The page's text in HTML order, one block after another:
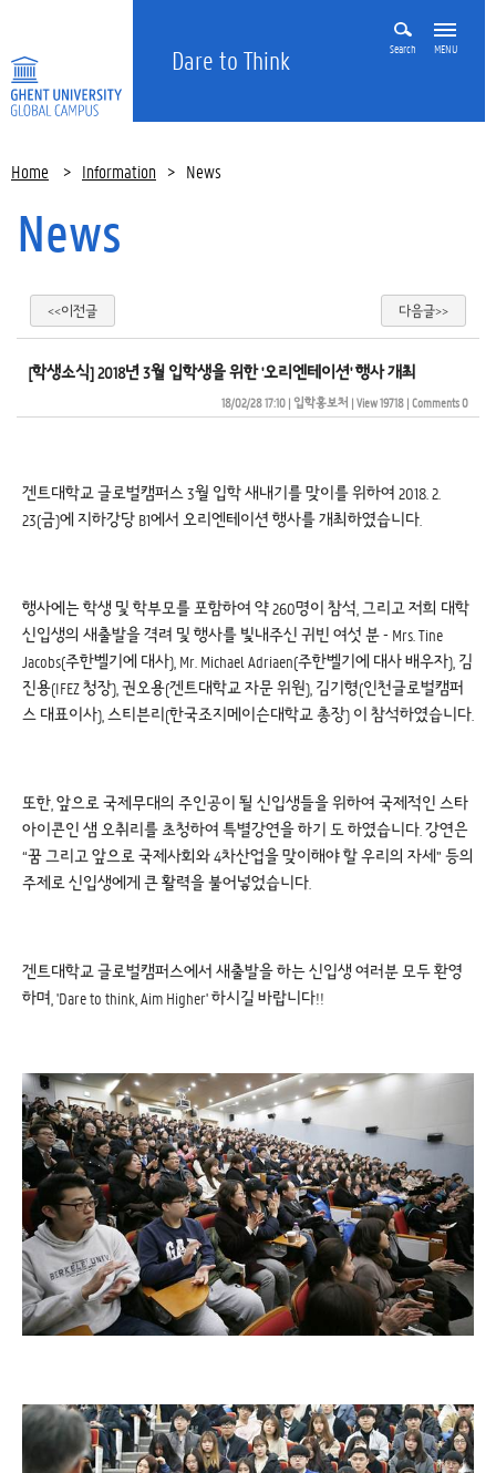
Dare to Think Search MENU
Home > Information > News
News
<<이전글 다음글>>
[학생소식] 2018년 3월 입학생을 위한 '오리엔테이션' 행사 개최
18/02/28 17:10| 입학홍보처 | View 19718| Comments 0
겐트대학교 글로벌캠퍼스 3월 입학 새내기를 맞이를 위하여 2018. 2.
23(금)에 지하강당 B1에서 오리엔테이션 행사를 개최하였습니다.
행사에는 학생 및 학부모를 포함하여 약 260명이 참석, 그리고 저희 대학
신입생의 새출발을 격려 및 행사를 빛내주신 귀빈 여섯 분 - Mrs. Tine
Jacobs(주한벨기에 대사), Mr. Michael Adriaen(주한벨기에 대사 배우자), 김
진용(IFEZ 청장), 권오용(겐트대학교 자문 위원), 김기형(인천글로벌캠퍼
스 대표이사), 스티븐리(한국조지메이슨대학교 총장) 이 참석하였습니다.
또한, 앞으로 국제무대의 주인공이 될 신입생들을 위하여 국제적인 스타
아이콘인 샘 오취리를 초청하여 특별강연을 하기 도 하였습니다. 강연은
“꿈 그리고 앞으로 국제사회와 4차산업을 맞이해야 할 우리의 자세” 등의
주제로 신입생에게 큰 활력을 불어넣었습니다.
겐트대학교 글로벌캠퍼스에서 새출발을 하는 신입생 여러분 모두 환영
하며, 'Dare to think, Aim Higher' 하시길 바랍니다!!